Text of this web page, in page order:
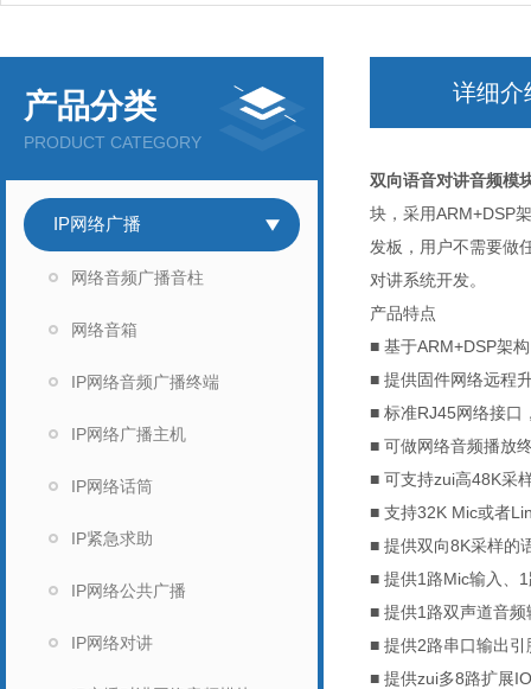
产品分类
PRODUCT CATEGORY
IP网络广播
网络音频广播音柱
网络音箱
IP网络音频广播终端
IP网络广播主机
IP网络话筒
IP紧急求助
IP网络公共广播
IP网络对讲
详细介
双向语音对讲音频模
块，采用ARM+DSP
发板，用户不需要做
对讲系统开发。
产品特点
■ 基于ARM+DSP架构
■ 提供固件网络远程
■ 标准RJ45网络接口
■ 可做网络音频播放
■ 可支持zui高48K采
■ 支持32K Mic或者
■ 提供双向8K采样的
■ 提供1路Mic输入、
■ 提供1路双声道音频
■ 提供2路串口输出引
■ 提供zui多8路扩展